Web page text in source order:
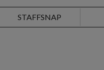
STAFFSNAP